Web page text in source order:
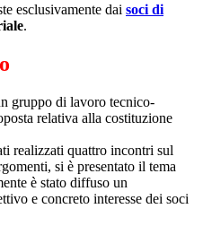
esclusivamente dai soci di
.
gruppo di lavoro tecnico-
relativa alla costituzione
realizzati quattro incontri sul
si è presentato il tema
è stato diffuso un
e concreto interesse dei soci